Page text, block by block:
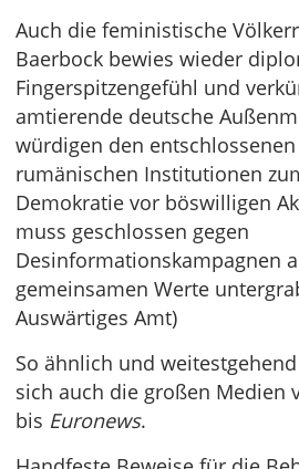
Auch die feministische
Baerbock bewies wieder
Fingerspitzengefühl und
amtierende deutsche
würdigen den
rumänischen Institutionen
Demokratie vor böswilligen
muss geschlossen gegen
Desinformationskampagnen
gemeinsamen Werte
Auswärtiges Amt)
So ähnlich und
sich auch die großen Medien
bis Euronews.